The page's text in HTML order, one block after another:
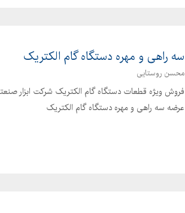
سه راهی و مهره دستگاه گام الکتریک
محسن روستایی
فروش ویژه قطعات دستگاه گام الکتریک شرکت ابزار
عرضه سه راهی و مهره دستگاه گام الکتریک